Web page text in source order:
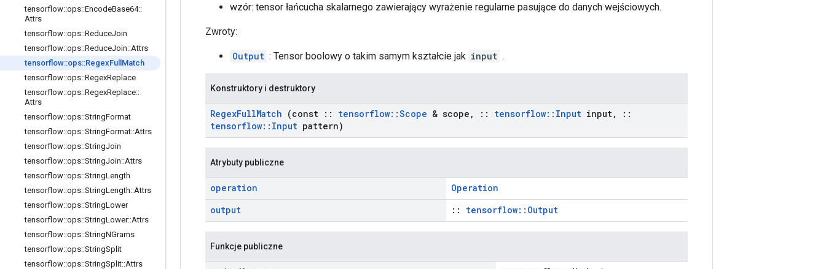
tensorflow::ops::EncodeBase64::
Attrs
tensorflow::ops::ReduceJoin
tensorflow::ops::ReduceJoin::Attrs
tensorflow::ops::RegexFull Match
tensorflow::ops::RegexReplace
tensorflow::ops::RegexReplace::
Attrs
tensorflow::ops::StringFormat
tensorflow::ops::StringFormat::Attrs
tensorflow::ops::StringJoin
tensorflow::ops::StringJoin::Attrs
tensorflow::ops::StringLength
tensorflow::ops::StringLength::Attrs
tensorflow::ops::StringLower
tensorflow::ops::StringLower::Attrs
tensorflow::ops::StringNGrams
tensorflow::ops::StringSplit
tensorflow::ops::StringSplit::Attrs
wzór: tensor łańcucha skalarnego zawierający wyrażenie regularne pasujące do danych wejściowych.
Zwroty:
Output : Tensor boolowy o takim samym kształcie jak input .
Konstruktory i destruktory
RegexFullMatch (const :: tensorflow::Scope & scope , :: tensorflow:: Input input,
::
tensorflow:: Input pattern)
Atrybuty publiczne
operation
Operation
output
:: tensorflow::Output
Funkcje publiczne